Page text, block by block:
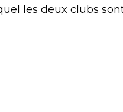
les deux clubs